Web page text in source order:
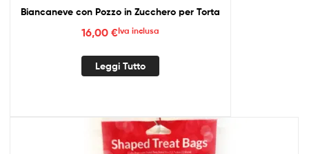
Biancaneve con Pozzo in Zucchero per Torta
16,00 €Iva inclusa
Leggi Tutto